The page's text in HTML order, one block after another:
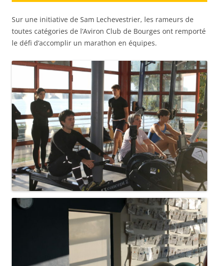
Sur une initiative de Sam Lechevestrier, les rameurs de
toutes catégories de l’Aviron Club de Bourges ont remporté
le défi d’accomplir un marathon en équipes.